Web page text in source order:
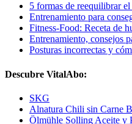
5 formas de reequilibrar
Entrenamiento para
Fitness-Food: Receta de
Entrenamiento, consejos
Posturas incorrectas y
Descubre VitalAbo:
SKG
Alnatura Chili sin Carne
Ölmühle Solling Aceite y